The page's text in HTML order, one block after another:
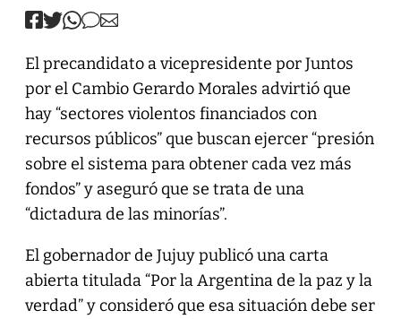
El precandidato a vicepresidente por Juntos
por el Cambio Gerardo Morales advirtió que
hay “sectores violentos financiados con
recursos públicos” que buscan ejercer “presión
sobre el sistema para obtener cada vez más
fondos” y aseguró que se trata de una
“dictadura de las minorías”.
El gobernador de Jujuy publicó una carta
abierta titulada “Por la Argentina de la paz y la
verdad” y consideró que esa situación debe ser